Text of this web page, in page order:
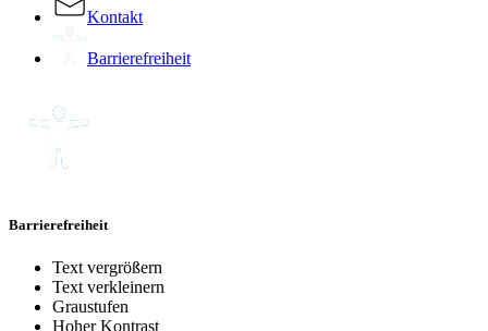
Kontakt
Barrierefreiheit
Barrierefreiheit
Text vergrößern
Text verkleinern
Graustufen
Hoher Kontrast